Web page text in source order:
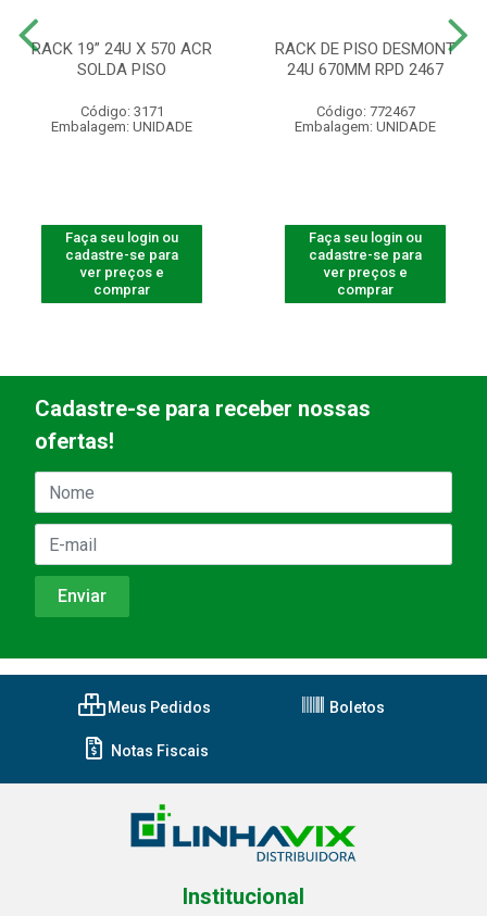
RACK 19” 24U X 570 ACR
SOLDA PISO
Código: 3171
Embalagem: UNIDADE
Faça seu login ou
cadastre-se para
ver preços e
comprar
RACK DE PISO DESMONT
24U 670MM RPD 2467
Código: 772467
Embalagem: UNIDADE
Faça seu login ou
cadastre-se para
ver preços e
comprar
Cadastre-se para receber nossas
ofertas!
Meus Pedidos Boletos
Notas Fiscais
Institucional